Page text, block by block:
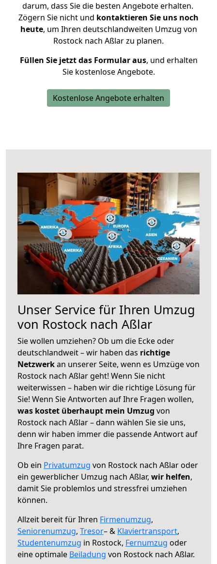
darum, dass Sie die besten Angebote erhalten.
Zögern Sie nicht und kontaktieren Sie uns noch
heute, um Ihren deutschlandweiten Umzug von
Rostock nach Aßlar zu planen.
Füllen Sie jetzt das Formular aus, und erhalten
Sie kostenlose Angebote.
Kostenlose Angebote erhalten
Unser Service für Ihren Umzug
von Rostock nach Aßlar
Sie wollen umziehen? Ob um die Ecke oder
deutschlandweit – wir haben das richtige
Netzwerkan unserer Seite, wenn es Umzüge von
Rostock nach Aßlar geht! Wenn Sie nicht
weiterwissen – haben wir die richtige Lösung für
Sie! Wenn Sie Antworten auf Ihre Fragen wollen,
was kostet überhaupt mein Umzug von
Rostock nach Aßlar – dann wählen Sie sie uns,
denn wir haben immer die passende Antwort auf
Ihre Fragen parat.
Ob ein Privatumzug von Rostock nach Aßlar oder
ein gewerblicher Umzug nach Aßlar, wir helfen,
damit Sie problemlos und stressfrei umziehen
können.
Allzeit bereit für Ihren Firmenumzug,
Seniorenumzug, Tresor– & Klaviertransport,
Studentenumzug in Rostock, Fernumzug oder
eine optimale Beiladung von Rostock nach Aßlar.